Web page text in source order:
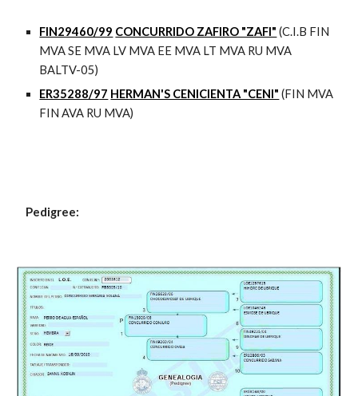
FIN29460/99 CONCURRIDO ZAFIRO "ZAFI" (C.I.B FIN
MVA SE MVA LV MVA EE MVA LT MVA RU MVA
BALTV-05)
ER35288/97 HERMAN'S CENICIENTA "CENI" (FIN MVA
FIN AVA RU MVA)
Pedigree: